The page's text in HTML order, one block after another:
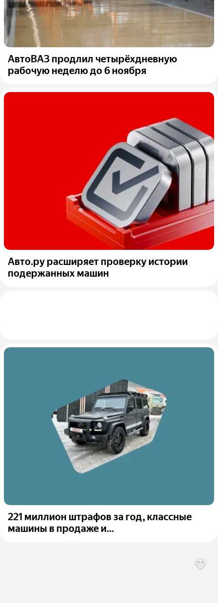
АвтоВАЗ продлил четырёхдневную
рабочую неделю до 6 ноября
Авто.ру расширяет проверку истории
подержанных машин
221 миллион штрафов за год, классные
машины в продаже и...